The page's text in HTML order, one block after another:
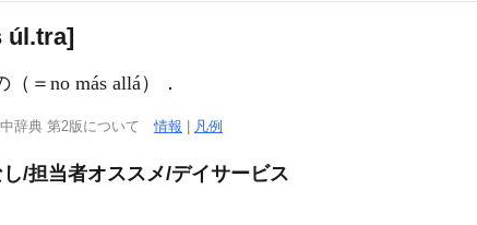
úl.tra]
＝no más allá）．
中辞典 第2版について情報 凡例
/担当者オススメ/デイサービス